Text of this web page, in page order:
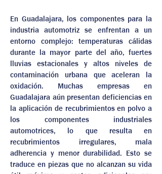
En Guadalajara, los componentes para la
industria automotriz se enfrentan a un
entorno complejo: temperaturas cálidas
durante la mayor parte del año, fuertes
lluvias estacionales y altos niveles de
contaminación urbana que aceleran la
oxidación. Muchas empresas en
Guadalajara aún presentan deficiencias en
la aplicación de recubrimientos en polvo a
los componentes industriales
automotrices, lo que resulta en
recubrimientos irregulares, mala
adherencia y menor durabilidad. Esto se
traduce en piezas que no alcanzan su vida